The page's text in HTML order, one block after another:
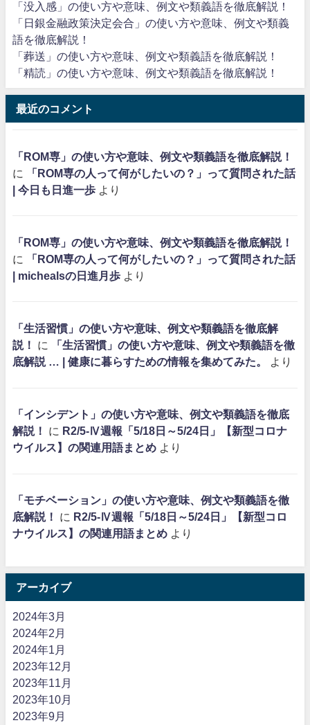
「没入感」の使い方や意味、例文や類義語を徹底解説！
「日銀金融政策決定会合」の使い方や意味、例文や類義
語を徹底解説！
「葬送」の使い方や意味、例文や類義語を徹底解説！
「精読」の使い方や意味、例文や類義語を徹底解説！
最近のコメント
「ROM専」の使い方や意味、例文や類義語を徹底解説！
に
「ROM専の人って何がしたいの？」って質問された話
| 今日も日進一歩 より
「ROM専」の使い方や意味、例文や類義語を徹底解説！
に
「ROM専の人って何がしたいの？」って質問された話
| michealsの日進月歩 より
「生活習慣」の使い方や意味、例文や類義語を徹底解
説！
に
「生活習慣」の使い方や意味、例文や類義語を徹
底解説 … | 健康に暮らすための情報を集めてみた。
より
「インシデント」の使い方や意味、例文や類義語を徹底
解説！
に R2/5-Ⅳ週報「5/18日～5/24日」【新型コロナ
ウイルス】の関連用語まとめ より
「モチベーション」の使い方や意味、例文や類義語を徹
底解説！
に R2/5-Ⅳ週報「5/18日～5/24日」【新型コロ
ナウイルス】の関連用語まとめ より
アーカイブ
2024年3月
2024年2月
2024年1月
2023年12月
2023年11月
2023年10月
2023年9月